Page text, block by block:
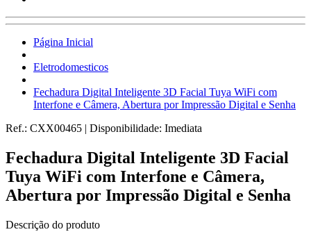
Página Inicial
Eletrodomesticos
Fechadura Digital Inteligente 3D Facial Tuya WiFi com
Interfone e Câmera, Abertura por Impressão Digital e Senha
Ref.: CXX00465 | Disponibilidade: Imediata
Fechadura Digital Inteligente 3D Facial
Tuya WiFi com Interfone e Câmera,
Abertura por Impressão Digital e Senha
Descrição do produto